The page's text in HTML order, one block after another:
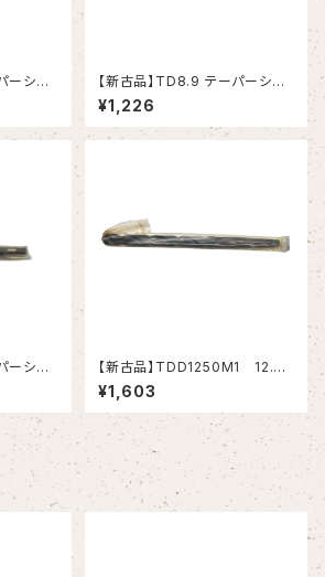
【新古品】TD8.9 テーパーシャ
¥1,226
【新古品】TDD1250M1 12.5
テーパーシャンクドリル 12.5xM
T1 (MITSUBISHI）
¥1,603